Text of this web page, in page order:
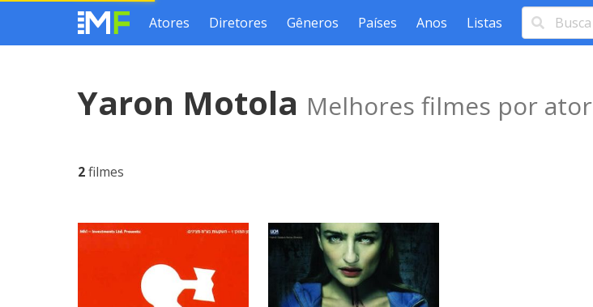
Atores Diretores Gêneros Países Anos Listas
Yaron Motola Melhores filmes por ator
2filmes